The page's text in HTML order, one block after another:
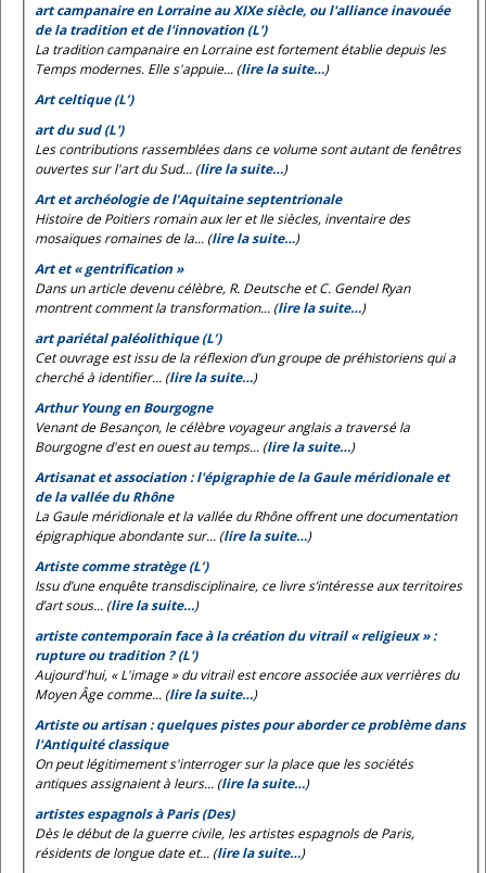
art campanaire en Lorraine au XIXe siècle, ou l'alliance inavouée
de la tradition et de l'innovation (L')
La tradition campanaire en Lorraine est fortement établie depuis les
Temps modernes. Elle s'appuie... (lire la suite…)
Art celtique (L’)
art du sud (L')
Les contributions rassemblées dans ce volume sont autant de fenêtres
ouvertes sur l'art du Sud... (lire la suite…)
Art et archéologie de l’Aquitaine septentrionale
Histoire de Poitiers romain aux Ier et IIe siècles, inventaire des
mosaïques romaines de la... (lire la suite…)
Art et « gentrification »
Dans un article devenu célèbre, R. Deutsche et C. Gendel Ryan
montrent comment la transformation... (lire la suite…)
art pariétal paléolithique (L’)
Cet ouvrage est issu de la réflexion d’un groupe de préhistoriens qui a
cherché à identifier... (lire la suite…)
Arthur Young en Bourgogne
Venant de Besançon, le célèbre voyageur anglais a traversé la
Bourgogne d'est en ouest au temps... (lire la suite…)
Artisanat et association : l'épigraphie de la Gaule méridionale et
de la vallée du Rhône
La Gaule méridionale et la vallée du Rhône offrent une documentation
épigraphique abondante sur... (lire la suite…)
Artiste comme stratège (L’)
Issu d’une enquête transdisciplinaire, ce livre s’intéresse aux territoires
d’art sous... (lire la suite…)
artiste contemporain face à la création du vitrail « religieux » :
rupture ou tradition ? (L')
Aujourd'hui, « L'image » du vitrail est encore associée aux verrières du
Moyen Âge comme... (lire la suite…)
Artiste ou artisan : quelques pistes pour aborder ce problème dans
l'Antiquité classique
On peut légitimement s'interroger sur la place que les sociétés
antiques assignaient à leurs... (lire la suite…)
artistes espagnols à Paris (Des)
Dès le début de la guerre civile, les artistes espagnols de Paris,
résidents de longue date et... (lire la suite…)